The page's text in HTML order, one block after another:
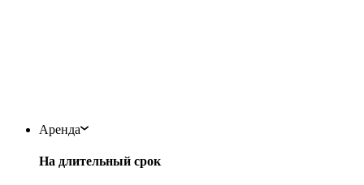
Аренда
На длительный срок